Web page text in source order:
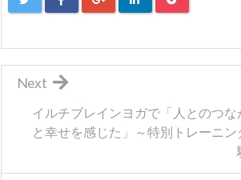
イルチブレインヨガで「人とのつな
と幸せを感じた」～特別トレーニン
Next